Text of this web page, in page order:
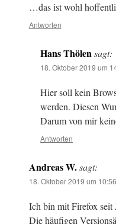
…das ist wohl
Antworten
Hans Thölensagt:
18. Oktober 2019 um
Hier soll kein
werden. Diesen
Darum von mir
Antworten
Andreas W. sagt:
18. Oktober 2019 um
Ich bin mit Firefox seit
Die häufigen